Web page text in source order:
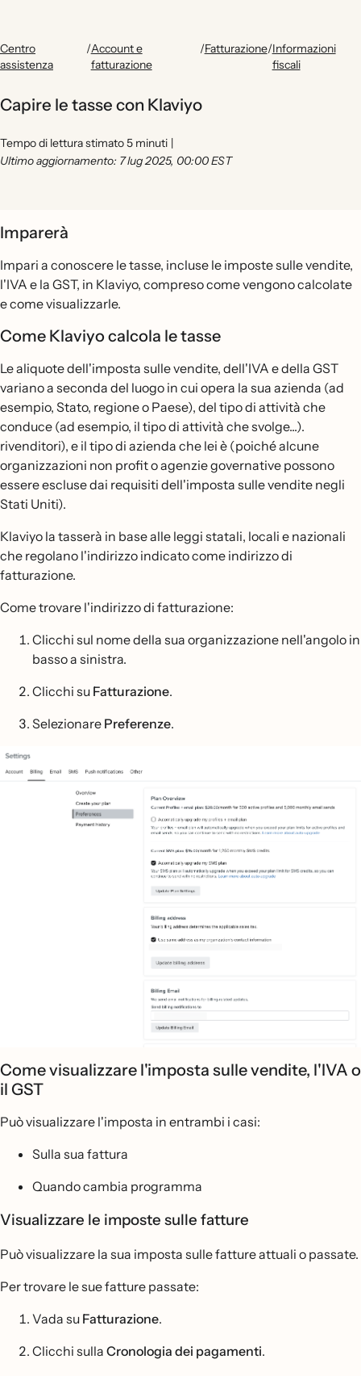
Centro
assistenza
/Account e
fatturazione
/Fatturazione/Informazioni
fiscali
Capire le tasse con Klaviyo
Tempo di lettura stimato 5 minuti |
Ultimo aggiornamento: 7 lug 2025, 00:00 EST
Imparerà
Impari a conoscere le tasse, incluse le imposte sulle vendite,
l'IVA e la GST, in Klaviyo, compreso come vengono calcolate
e come visualizzarle.
Come Klaviyo calcola le tasse
Le aliquote dell'imposta sulle vendite, dell'IVA e della GST
variano a seconda del luogo in cui opera la sua azienda (ad
esempio, Stato, regione o Paese), del tipo di attività che
conduce (ad esempio, il tipo di attività che svolge...).
rivenditori), e il tipo di azienda che lei è (poiché alcune
organizzazioni non profit o agenzie governative possono
essere escluse dai requisiti dell'imposta sulle vendite negli
Stati Uniti).
Klaviyo la tasserà in base alle leggi statali, locali e nazionali
che regolano l'indirizzo indicato come indirizzo di
fatturazione.
Come trovare l'indirizzo di fatturazione:
Clicchi sul nome della sua organizzazione nell'angolo in
basso a sinistra.
Clicchi su Fatturazione.
Selezionare Preferenze.
Come visualizzare l'imposta sulle vendite, l'IVA o
il GST
Può visualizzare l'imposta in entrambi i casi:
Sulla sua fattura
Quando cambia programma
Visualizzare le imposte sulle fatture
Può visualizzare la sua imposta sulle fatture attuali o passate.
Per trovare le sue fatture passate:
Vada su Fatturazione.
Clicchi sulla Cronologia dei pagamenti.